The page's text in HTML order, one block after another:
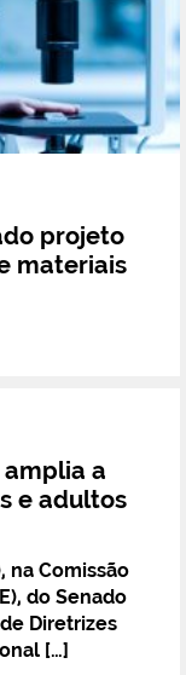
projeto
materiais
a
e adultos
na Comissão
do Senado
Diretrizes
[…]